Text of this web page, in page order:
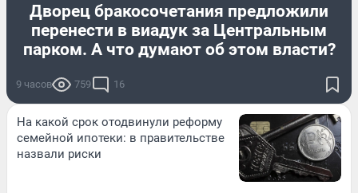
Дворец бракосочетания предложили
перенести в виадук за Центральным
парком. А что думают об этом власти?
9 часов 759 16
На какой срок отодвинули реформу
семейной ипотеки: в правительстве
назвали риски